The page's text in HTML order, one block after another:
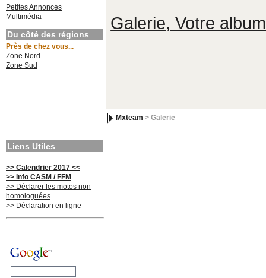
Petites Annonces
Multimédia
Du côté des régions
Près de chez vous...
Zone Nord
Zone Sud
Liens Utiles
>> Calendrier 2017 <<
>> Info CASM / FFM
>> Déclarer les motos non
homologuées
>> Déclaration en ligne
Galerie, Votre
Mxteam > Galerie